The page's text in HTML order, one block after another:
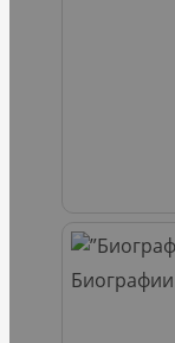
Биографии